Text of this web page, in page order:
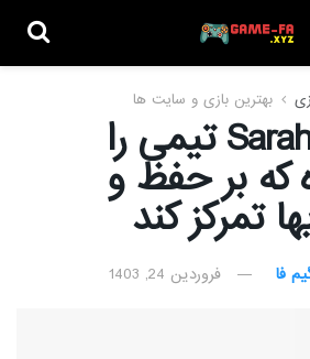
بهترین بازی و سایت ها
خانم Sarah Bond تیمی را
که بر حفظ و
تمرکز کند
فا فروردین 24, 1403